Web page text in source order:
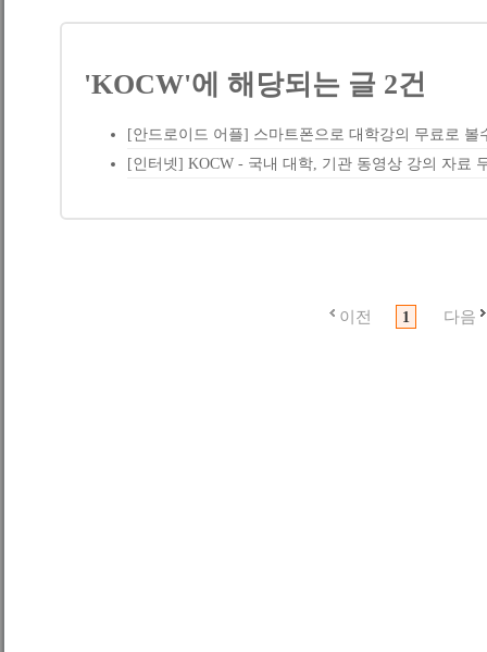
'KOCW'에 해당되는 글 2건
[안드로이드 어플] 스마트폰으로 대학강의 무료로 볼
[인터넷] KOCW - 국내 대학, 기관 동영상 강의 자료
이전 1 다음